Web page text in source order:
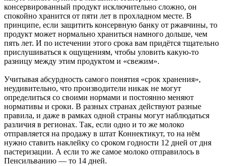
консервированный продукт исключительно сложно, он
спокойно хранится от пяти лет в прохладном месте. В
принципе, если защитить консервную банку от ржавчины, то
продукт может нормально храниться намного дольше, чем
пять лет. И по истечении этого срока вам придётся тщательно
прислушиваться к ощущениям, чтобы уловить какую-то
разницу между этим продуктом и «свежим».
Учитывая абсурдность самого понятия «срок хранения»,
неудивительно, что производители никак не могут
определиться со своими нормами и постоянно меняют
нормативы и сроки. В разных странах действуют разные
правила, и даже в рамках одной страны могут наблюдаться
различия в регионах. Так, если одно и то же молоко
отправляется на продажу в штат Коннектикут, то на нём
нужно ставить наклейку со сроком годности 12 дней от дня
пастеризации. А если то же самое молоко отправилось в
Пенсильванию — то 14 дней.